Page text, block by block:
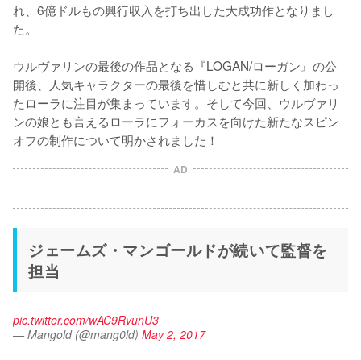
れ、6億ドルもの興行収入を打ち出した大成功作となりまし
た。
ウルヴァリンの最後の作品となる『LOGAN/ローガン』の公
開後、人気キャラクターの最後を惜しむと共に新しく加わっ
たローラに注目が集まっています。そして今回、ウルヴァリ
ンの娘とも言えるローラにフォーカスを向けた新たなスピン
オフの制作について明かされました！
AD
ジェームズ・マンゴールドが続いて監督を
担当
pic.twitter.com/wAC9RvunU3
— Mangold (@mang0ld) May 2, 2017